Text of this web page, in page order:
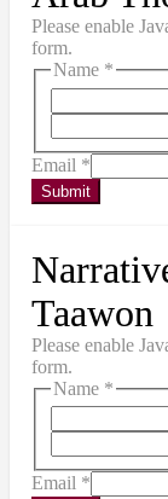
Please enable
form.
Name *
Email *
Submit
Taawon
Please enable
form.
Name *
Email *